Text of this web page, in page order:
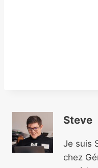
Steve
Je suis
chez